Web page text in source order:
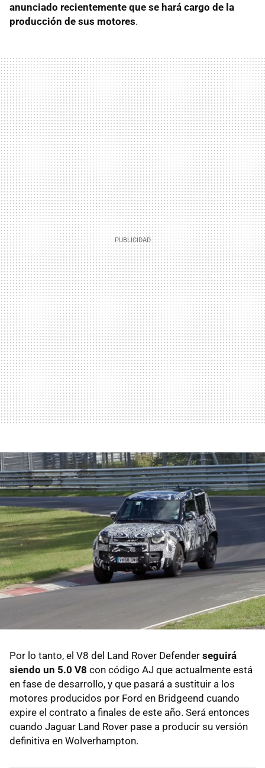
anunciado recientemente que se hará cargo de la
producción de sus motores.
Por lo tanto, el V8 del Land Rover Defender seguirá
siendo un 5.0 V8 con código AJ que actualmente está
en fase de desarrollo, y que pasará a sustituir a los
motores producidos por Ford en Bridgeend cuando
expire el contrato a finales de este año. Será entonces
cuando Jaguar Land Rover pase a producir su versión
definitiva en Wolverhampton.